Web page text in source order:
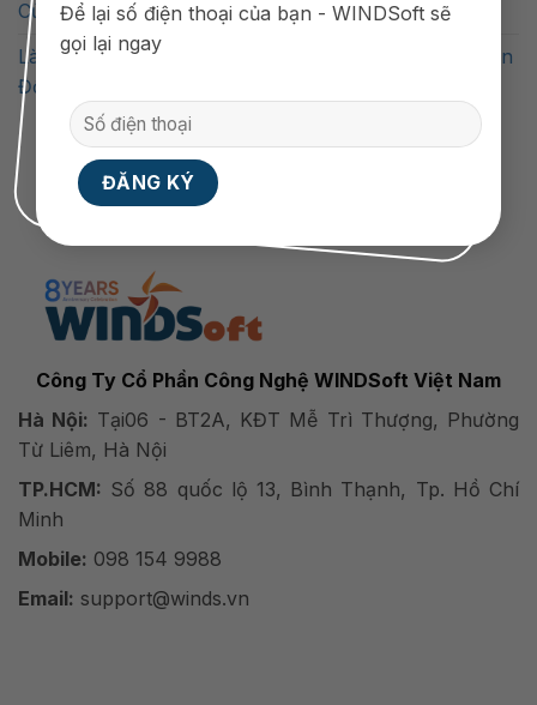
Để lại số điện thoại của bạn - WINDSoft sẽ
gọi lại ngay
Của Doanh Nghiệp Bán Lẻ Năm 2025?
Làm Thế Nào Để Doanh Nghiệp Nhỏ Bắt Đầu Chuyển
Đổi Số Hiệu Quả
Công Ty Cổ Phần Công Nghệ WINDSoft Việt Nam
Hà Nội: Tại06 - BT2A, KĐT Mễ Trì Thượng, Phường
Từ Liêm, Hà Nội
TP.HCM: Số 88 quốc lộ 13, Bình Thạnh, Tp. Hồ Chí
Minh
Mobile: 098 154 9988
Email: support@winds.vn